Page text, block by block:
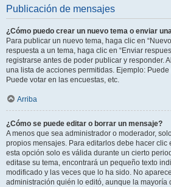
Publicación de mensajes
¿Cómo puedo crear un nuevo tema o enviar
Para publicar un nuevo tema, haga clic en
respuesta a un tema, haga clic en “Enviar
registrarse antes de poder publicar y responder.
una lista de acciones permitidas. Ejemplo:
Puede votar en las encuestas, etc.
Arriba
¿Cómo se puede editar o borrar un mensaje?
A menos que sea administrador o moderador,
propios mensajes. Para editarlos debe hacer clic
esta opción solo es válida durante un cierto
editase su tema, encontrará un pequeño texto
modificado y las veces que lo ha sido. No
administración quién lo editó, aunque la mayoría